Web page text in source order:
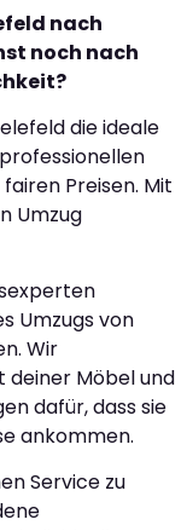
nach
noch nach
die ideale
Preisen. Mit
Umzug
Umzugs von
Wir
deiner Möbel und
dafür, dass sie
ankommen.
Service zu